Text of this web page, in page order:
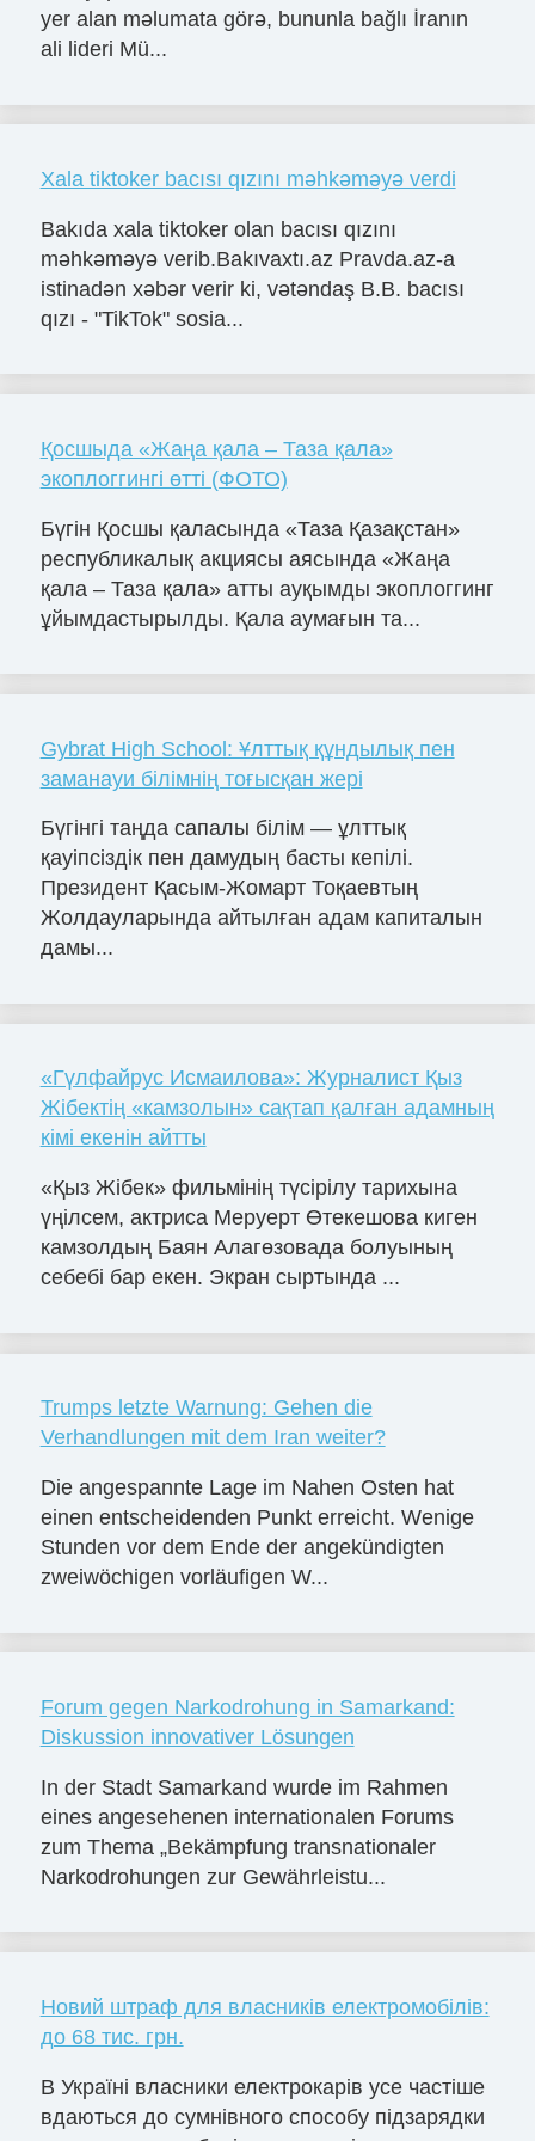
yer alan məlumata görə, bununla bağlı İranın
ali lideri Mü...
Xala tiktoker bacısı qızını məhkəməyə verdi
Bakıda xala tiktoker olan bacısı qızını
məhkəməyə verib.Bakıvaxtı.az Pravda.az-a
istinadən xəbər verir ki, vətəndaş B.B. bacısı
qızı - "TikTok" sosia...
Қосшыда «Жаңа қала – Таза қала»
экоплоггингі өтті (ФОТО)
Бүгін Қосшы қаласында «Таза Қазақстан»
республикалық акциясы аясында «Жаңа
қала – Таза қала» атты ауқымды экоплоггинг
ұйымдастырылды. Қала аумағын та...
Gybrat High School: Ұлттық құндылық пен
заманауи білімнің тоғысқан жері
Бүгінгі таңда сапалы білім — ұлттық
қауіпсіздік пен дамудың басты кепілі.
Президент Қасым-Жомарт Тоқаевтың
Жолдауларында айтылған адам капиталын
дамы...
«Гүлфайрус Исмаилова»: Журналист Қыз
Жібектің «камзолын» сақтап қалған адамның
кімі екенін айтты
«Қыз Жібек» фильмінің түсірілу тарихына
үңілсем, актриса Меруерт Өтекешова киген
камзолдың Баян Алагөзовада болуының
себебі бар екен. Экран сыртында ...
Trumps letzte Warnung: Gehen die
Verhandlungen mit dem Iran weiter?
Die angespannte Lage im Nahen Osten hat
einen entscheidenden Punkt erreicht. Wenige
Stunden vor dem Ende der angekündigten
zweiwöchigen vorläufigen W...
Forum gegen Narkodrohung in Samarkand:
Diskussion innovativer Lösungen
In der Stadt Samarkand wurde im Rahmen
eines angesehenen internationalen Forums
zum Thema „Bekämpfung transnationaler
Narkodrohungen zur Gewährleistu...
Новий штраф для власників електромобілів:
до 68 тис. грн.
В Україні власники електрокарів усе частіше
вдаються до сумнівного способу підзарядки